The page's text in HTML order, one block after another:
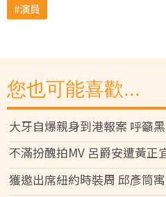
演員
您也可能喜歡...
大牙自爆親身到港報案 呼籲
不滿扮醜拍MV 呂爵安遭黃正
獲邀出席紐約時裝周 邱彥筒